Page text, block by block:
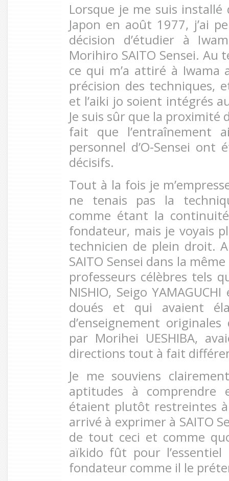
Lorsque je me suis
Japon en août 1977, j’ai
décision d’étudier à
Morihiro SAITO Sensei. Au
ce qui m’a attiré à
précision des techniques,
et l’aiki jo soient intégrés
Je suis sûr que la proximité
fait que l’entraînement
personnel d’O-Sensei ont
décisifs.
Tout à la fois je
ne tenais pas la
comme étant la
fondateur, mais je voyais
technicien de plein droit.
SAITO Sensei dans la
professeurs célèbres tels
NISHIO, Seigo
doués et qui avaient
d’enseignement
par Morihei UESHIBA,
directions tout à fait
Je me souviens
aptitudes à comprendre
étaient plutôt restreintes
arrivé à exprimer à SAITO
de tout ceci et comme
aïkido fût pour
fondateur comme il le